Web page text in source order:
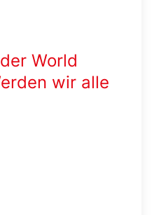
World
wir alle